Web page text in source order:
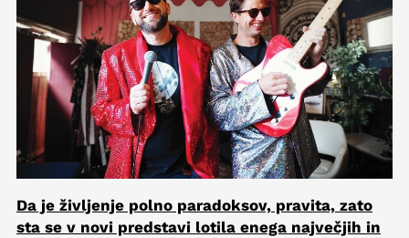
Da je življenje polno paradoksov, pravita, zato
sta se v novi predstavi lotila enega največjih in